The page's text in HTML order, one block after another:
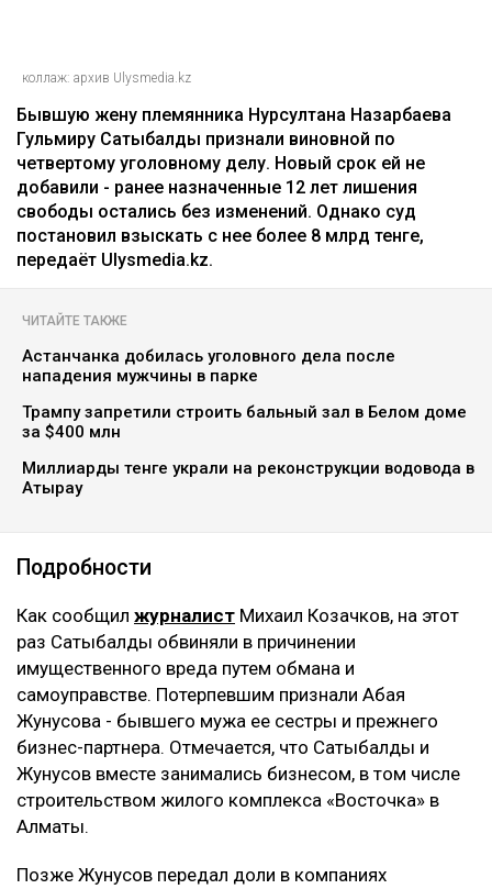
коллаж: архив Ulysmedia.kz
Бывшую жену племянника Нурсултана Назарбаева
Гульмиру Сатыбалды признали виновной по
четвертому уголовному делу. Новый срок ей не
добавили - ранее назначенные 12 лет лишения
свободы остались без изменений. Однако суд
постановил взыскать с нее более 8 млрд тенге,
передаёт Ulysmedia.kz.
ЧИТАЙТЕ ТАКЖЕ
Астанчанка добилась уголовного дела после
нападения мужчины в парке
Трампу запретили строить бальный зал в Белом доме
за $400 млн
Миллиарды тенге украли на реконструкции водовода в
Атырау
Подробности
Как сообщил журналист Михаил Козачков, на этот
раз Сатыбалды обвиняли в причинении
имущественного вреда путем обмана и
самоуправстве. Потерпевшим признали Абая
Жунусова - бывшего мужа ее сестры и прежнего
бизнес-партнера. Отмечается, что Сатыбалды и
Жунусов вместе занимались бизнесом, в том числе
строительством жилого комплекса «Восточка» в
Алматы.
Позже Жунусов передал доли в компаниях